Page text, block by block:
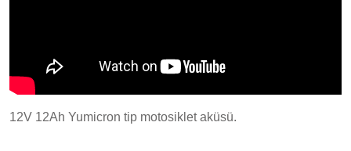
12V 12Ah Yumicron tip motosiklet aküsü.